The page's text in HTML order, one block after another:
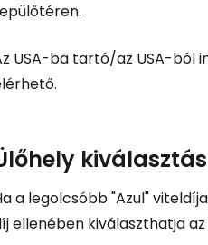
USA-ba tartó/az USA-ból
a legolcsóbb "Azul"
ellenében kiválaszthatja